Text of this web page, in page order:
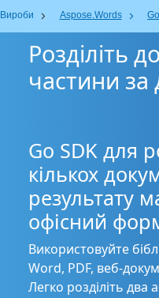
Вироби Aspose.Words Go
Розділіть
частини
Go SDK для
кількох
результату
офісний
Використовуйте
Word, PDF, веб-
Легко розділіть два